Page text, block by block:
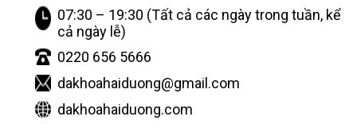
07:30 – 19:30 (Tất cả các ngày trong tuần, kể
cả ngày lễ)
0220 656 5666
dakhoahaiduong@gmail.com
dakhoahaiduong.com